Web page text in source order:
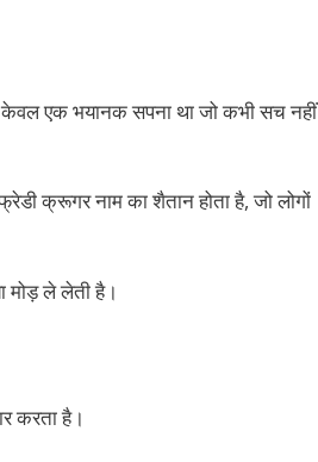
एक भयानक सपना था जो कभी सच नहीं
क्रूगर नाम का शैतान होता है, जो लोगों
मोड़ ले लेती है।
करता है।